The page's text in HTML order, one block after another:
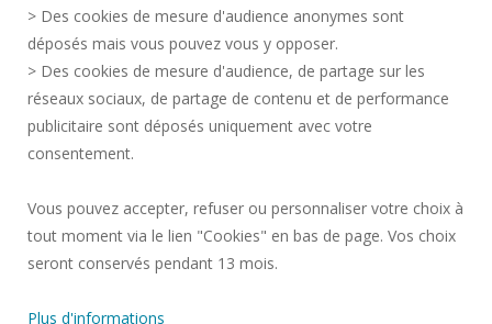
MAPA DEL SITIO
DATOS PERSONALES
ACCESIBILIDAD
¡Únete a nosotros!
> Des cookies de mesure d'audience anonymes sont
déposés mais vous pouvez vous y opposer.
> Des cookies de mesure d'audience, de partage sur les
réseaux sociaux, de partage de contenu et de performance
publicitaire sont déposés uniquement avec votre
consentement.
Vous pouvez accepter, refuser ou personnaliser votre choix à
tout moment via le lien "Cookies" en bas de page. Vos choix
seront conservés pendant 13 mois.
Plus d'informations